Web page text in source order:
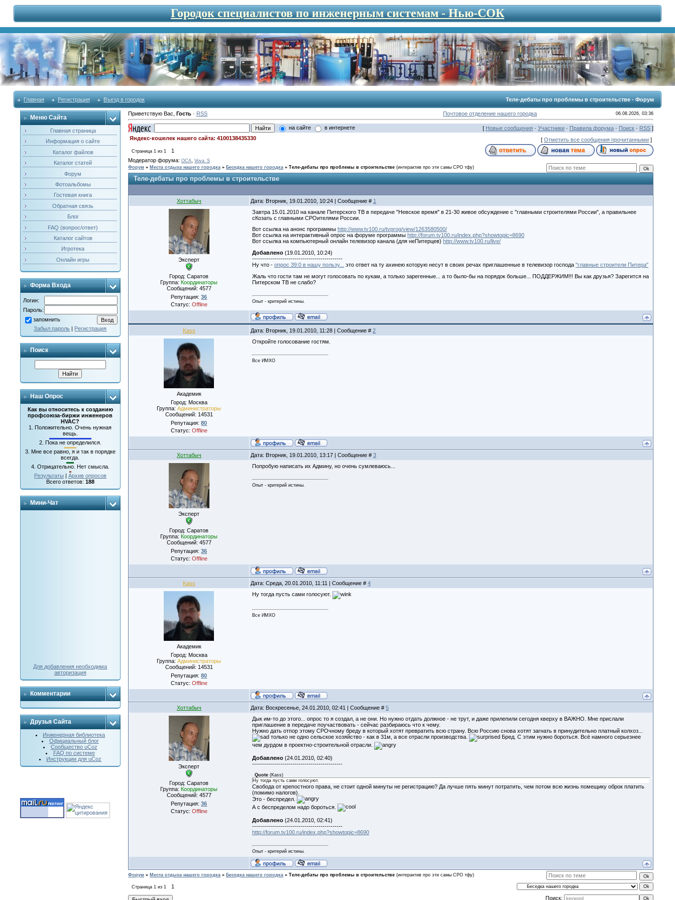
Городок специалистов по инженерным системам - Нью-СОК
Главная Регистрация Въезд в городок Теле-дебаты про проблемы в строительстве - Форум
Меню Сайта
Главная страница
Информация о сайте
Каталог файлов
Каталог статей
Форум
Фотоальбомы
Гостевая книга
Обратная связь
Блог
FAQ (вопрос/ответ)
Каталог сайтов
Игротека
Онлайн игры
Форма Входа
Логин:
Пароль:
запомнить
Забыл пароль | Регистрация
Поиск
Наш Опрос
Как вы относитесь к созданию
профсоюза-биржи инженеров
HVAC?
1.Положительно. Очень нужная
вещь.
2. Пока не определился.
3. Мне все равно, я и так в порядке
всегда.
4. Отрицательно. Нет смысла.
Результаты | Архив опросов
Всего ответов: 188
Мини-Чат
Для добавления необходима
авторизация
Комментарии
Друзья Сайта
Инженерная библиотека
Официальный блог
Сообщество uCoz
FAQ по системе
Инструкции для uCoz
Приветствую Вас Гость· RSS Почтовое отделение нашего городка 06.08.2026, 03:36
на сайте в интернете [ Новые сообщения· Участники· Правила форума· Поиск· RSS]
Яндекс-кошелек нашего сайта: 4100138435330
[ Отметить все сообщения прочитанными]
Страница 1 из 1
1
Модератор форума: OCA, Vova_S
Форум » Места отдыха нашего городка » Беседка нашего городка » Теле-дебаты про проблемы в строительстве (интерактив про эти самы СРО тфу)
Теле-дебаты про проблемы в строительстве
Хоттабыч Дата: Вторник, 19.01.2010, 10:24 | Сообщение # 1
Эксперт
Город: Саратов
Группа:Координаторы
Сообщений: 4577
Репутация:36
Статус: Offline
Завтра 15.01.2010 на канале Питерского ТВ в передаче "Невское время" в 21-30 живое обсуждение с "главными строителями России", а правильнее
сКозать с главными СРОителями России.
Вот ссылка на анонс программы http://www.tv100.ru/tvprog/view/1263580500/
Вот ссылка на интерактивный опрос на форуме программы http://forum.tv100.ru/index.php?showtopic=8690
Вот ссылка на компьютерный онлайн телевизор канала (для неПитерцев) http://www.tv100.ru/live/
Добавлено(19.01.2010, 10:24)
---------------------------------------------
Ну что - опрос 39:0 в нашу пользу... это ответ на ту ахинею которую несут в своих речах приглашенные в телевизор господа "главные строители Питера"
Жаль что гости там не могут голосовать по кукам, а только зарегенные... а то было-бы на порядок больше... ПОДДЕРЖИМ!!! Вы как друзья? Зарегится на
Питерском ТВ не слабо?
Опыт - критерий истины.
Kass Дата: Вторник, 19.01.2010, 11:28 | Сообщение # 2
Академик
Город: Москва
Группа:Администраторы
Сообщений: 14531
Репутация:80
Статус: Offline
Откройте голосование гостям.
Все ИМХО
Хоттабыч Дата: Вторник, 19.01.2010, 13:17 | Сообщение # 3
Эксперт
Город: Саратов
Группа:Координаторы
Сообщений: 4577
Репутация:36
Статус: Offline
Попробую написать их Админу, но очень сумлеваюсь...
Опыт - критерий истины.
Kass Дата: Среда, 20.01.2010, 11:11 | Сообщение # 4
Академик
Город: Москва
Группа:Администраторы
Сообщений: 14531
Репутация:80
Статус: Offline
Ну тогда пусть сами голосуют.
Все ИМХО
Хоттабыч Дата: Воскресенье, 24.01.2010, 02:41 | Сообщение # 5
Эксперт
Город: Саратов
Группа:Координаторы
Сообщений: 4577
Репутация:36
Статус: Offline
Дык им-то до этого... опрос то я создал, а не они. Но нужно отдать должное - не трут, и даже прилепили сегодня кверху в ВАЖНО. Мне прислали
приглашение в передаче поучаствовать - сейчас разбираюсь что к чему.
Нужно дать отпор этому СРОчному бреду в который хотят превратить всю страну. Всю Россию снова хотят загнать в принудительно платный колхоз...
только не одно сельское хозяйство - как в 31м, а все отрасли производства.
Бред. С этим нужно бороться. Всё намного серьезнее
чем дурдом в проектно-строительной отрасли.
Добавлено(24.01.2010, 02:40)
---------------------------------------------
Quote(Kass)
Ну тогда пусть сами голосуют.
Свобода от крепостного права, не стоит одной минуты не регистрацию? Да лучше пять минут потратить, чем потом всю жизнь помещику оброк платить
(помимо налогов).
Это - беспредел.
А с беспределом надо бороться.
Добавлено(24.01.2010, 02:41)
---------------------------------------------
http://forum.tv100.ru/index.php?showtopic=8690
Опыт - критерий истины.
Форум » Места отдыха нашего городка » Беседка нашего городка » Теле-дебаты про проблемы в строительстве (интерактив про эти самы СРО тфу)
Страница 1 из 1
1
Поиск: